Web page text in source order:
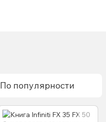
По популярности